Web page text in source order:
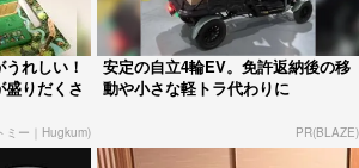
れしい！
りだくさ
ミー｜Hugkum)
安定の自立4輪EV。免許返納後の移
動や小さな軽トラ代わりに
PR(BLAZE)